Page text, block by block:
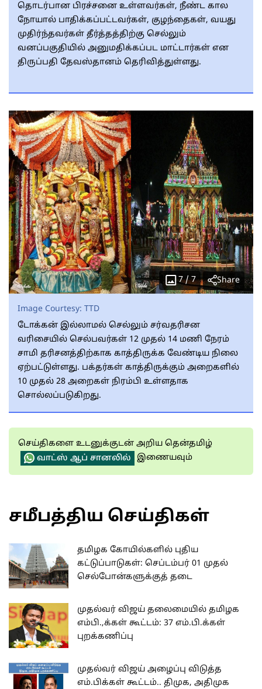
தொடர்பான பிரச்சனை உள்ளவர்கள், நீண்ட கால
நோயால் பாதிக்கப்பட்டவர்கள், குழந்தைகள், வயது
முதிர்ந்தவர்கள் தீர்த்தத்திற்கு செல்லும்
வனப்பகுதியில் அனுமதிக்கப்பட மாட்டார்கள் என
திருப்பதி தேவஸ்தானம் தெரிவித்துள்ளது.
7/7 Share
Image Courtesy: TTD
டோக்கன் இல்லாமல் செல்லும் சர்வதரிசன
வரிசையில் செல்பவர்கள் 12 முதல் 14 மணி நேரம்
சாமி தரிசனத்திற்காக காத்திருக்க வேண்டிய நிலை
ஏற்பட்டுள்ளது. பக்தர்கள் காத்திருக்கும் அறைகளில்
10 முதல் 28 அறைகள் நிரம்பி உள்ளதாக
சொல்லப்படுகிறது.
செய்திகளை உடனுக்குடன் அறிய தென்தமிழ்
வாட்ஸ் ஆப் சானலில்
இணையவும்
சமீபத்திய செய்திகள்
தமிழக கோயில்களில் புதிய
கட்டுப்பாடுகள்: செப்டம்பர் 01 முதல்
செல்போன்களுக்குத் தடை
முதல்வர் விஜய் தலைமையில் தமிழக
எம்பி.,க்கள் கூட்டம்: 37 எம்.பி.க்கள்
புறக்கணிப்பு
முதல்வர் விஜய் அழைப்பு விடுத்த
எம்.பிக்கள் கூட்டம்.. திமுக, அதிமுக